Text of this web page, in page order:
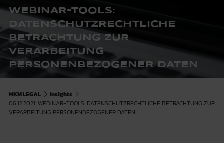
WEBINAR-TOOLS:
DATENSCHUTZRECHTLICHE
BETRACHTUNG ZUR
VERARBEITUNG
PERSONENBEZOGENER DATEN
MKM LEGAL
Insights
06.12.2021: WEBINAR-TOOLS: DATENSCHUTZRECHTLICHE BETRACHTUNG ZUR
VERARBEITUNG PERSONENBEZOGENER DATEN